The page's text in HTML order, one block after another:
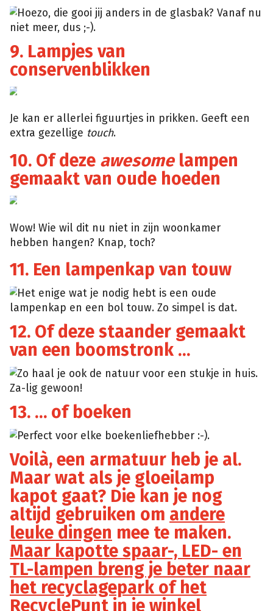
+
Co
Hoezo, die gooi jij anders in de glasbak? Vanaf nu
niet meer, dus ;-).
9. Lampjes van
conservenblikken
MomsPark
Je kan er allerlei figuurtjes in prikken. Geeft een
extra gezellige touch.
10. Of deze awesomelampen
gemaakt van oude hoeden
Mr
Kate
Wow! Wie wil dit nu niet in zijn woonkamer
hebben hangen? Knap, toch?
11. Een lampenkap van touw
Design
Sponge
Het enige wat je nodig hebt is een oude
lampenkap en een bol touw. Zo simpel is dat.
12. Of deze staander gemaakt
van een boomstronk …
Shelterness
Zo haal je ook de natuur voor een stukje in huis.
Za-lig gewoon!
13. … of boeken
hgtvhome
Perfect voor elke boekenliefhebber :-).
Voilà, een armatuur heb je al.
Maar wat als je gloeilamp
kapot gaat? Die kan je nog
altijd gebruiken om andere
leuke dingen mee te maken.
Maar kapotte spaar-, LED- en
TL-lampen breng je beter naar
het recyclagepark of het
RecyclePunt in je winkel